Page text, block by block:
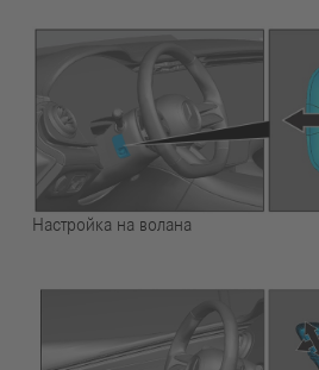
Настройка на волана